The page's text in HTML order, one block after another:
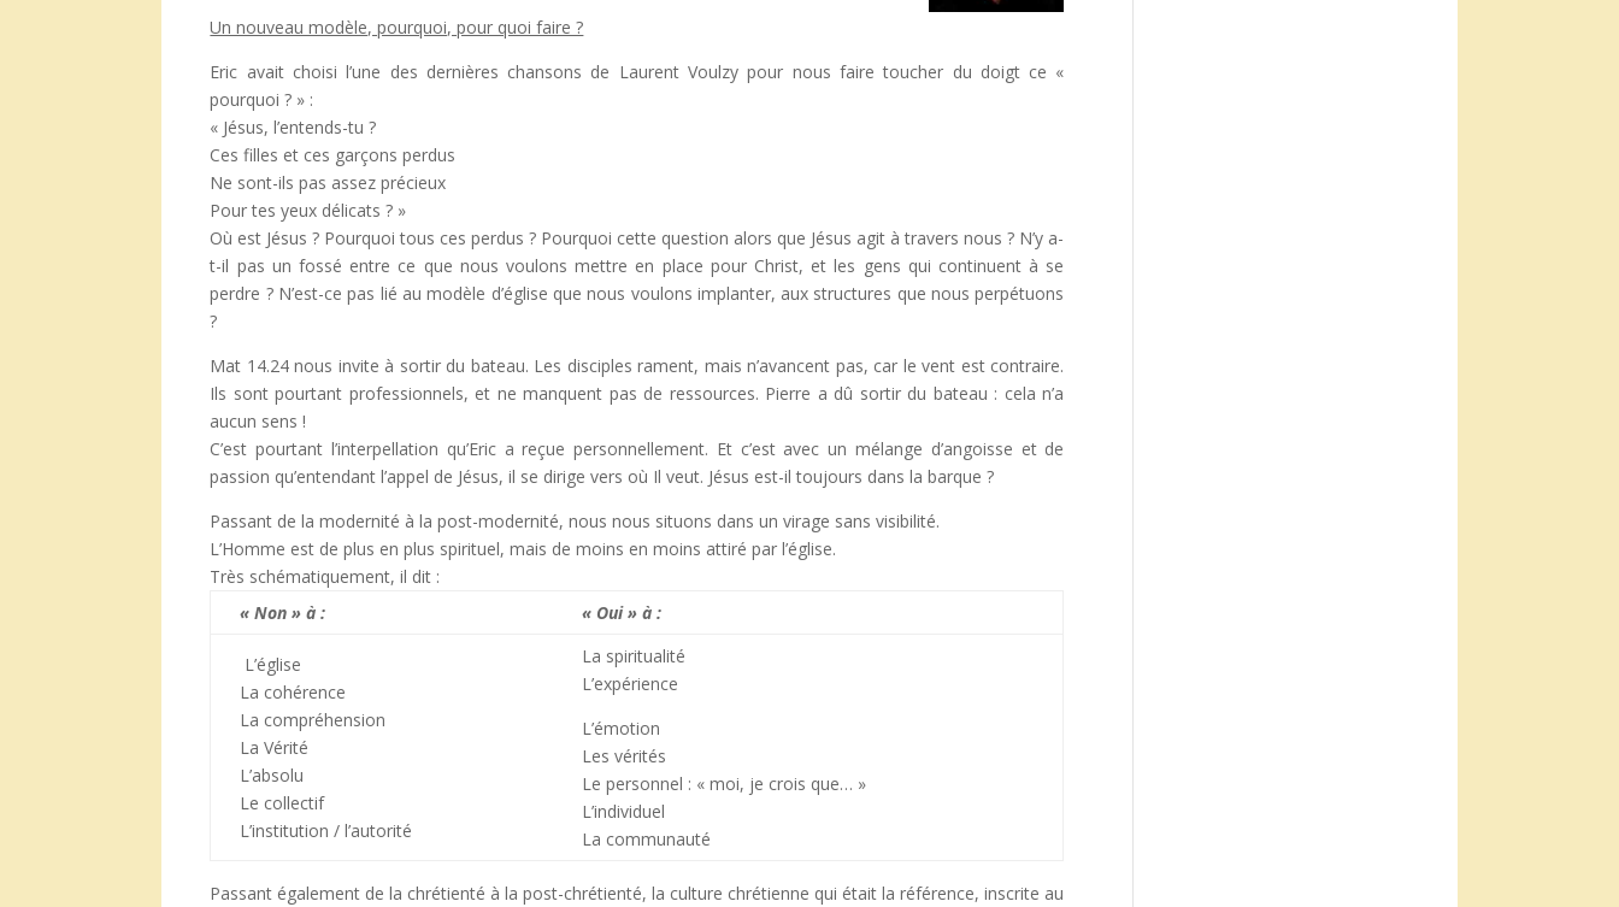
Un nouveau modèle, pourquoi, pour quoi faire ?
Eric avait choisi l’une des dernières chansons de Laurent Voulzy pour nous faire toucher du doigt ce «
pourquoi ? » :
« Jésus, l’entends-tu ?
Ces filles et ces garçons perdus
Ne sont-ils pas assez précieux
Pour tes yeux délicats ? »
Où est Jésus ? Pourquoi tous ces perdus ? Pourquoi cette question alors que Jésus agit à travers nous ? N’y a-
t-il pas un fossé entre ce que nous voulons mettre en place pour Christ, et les gens qui continuent à se
perdre ? N’est-ce pas lié au modèle d’église que nous voulons implanter, aux structures que nous perpétuons
?
Mat 14.24 nous invite à sortir du bateau. Les disciples rament, mais n’avancent pas, car le vent est contraire.
Ils sont pourtant professionnels, et ne manquent pas de ressources. Pierre a dû sortir du bateau : cela n’a
aucun sens !
C’est pourtant l’interpellation qu’Eric a reçue personnellement. Et c’est avec un mélange d’angoisse et de
passion qu’entendant l’appel de Jésus, il se dirige vers où Il veut. Jésus est-il toujours dans la barque ?
Passant de la modernité à la post-modernité, nous nous situons dans un virage sans visibilité.
L’Homme est de plus en plus spirituel, mais de moins en moins attiré par l’église.
Très schématiquement, il dit :
« Non » à :
« Oui » à :
L’église
La cohérence
La compréhension
La Vérité
L’absolu
Le collectif
L’institution / l’autorité
La spiritualité
L’expérience
L’émotion
Les vérités
Le personnel : « moi, je crois que… »
L’individuel
La communauté
Passant également de la chrétienté à la post-chrétienté, la culture chrétienne qui était la référence, inscrite au